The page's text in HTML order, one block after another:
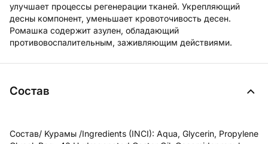
улучшает процессы регенерации тканей. Укрепляющий
десны компонент, уменьшает кровоточивость десен.
Ромашка содержит азулен, обладающий
противовоспалительным, заживляющим действиями.
Состав
Состав/ Kyрамы /Ingredients (INCI): Aqua, Glycerin, Propylene